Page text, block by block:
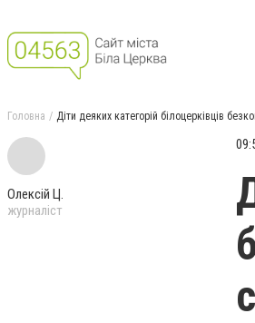
Головна Діти деяких категорій білоцерківців
Олексій Ц.
журналіст